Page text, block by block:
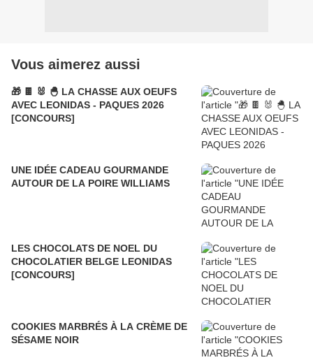
Vous aimerez aussi
🎁 🍫 🐰 🐣 LA CHASSE AUX OEUFS
AVEC LEONIDAS - PAQUES 2026
[CONCOURS]
UNE IDÉE CADEAU GOURMANDE
AUTOUR DE LA POIRE WILLIAMS
LES CHOCOLATS DE NOEL DU
CHOCOLATIER BELGE LEONIDAS
[CONCOURS]
COOKIES MARBRÉS À LA CRÈME DE
SÉSAME NOIR